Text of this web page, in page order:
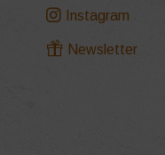
Instagram
Newsletter